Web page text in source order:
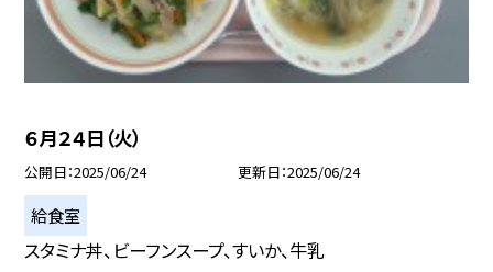
６月２４日（火）
公開日 2025/06/24 更新日 2025/06/24
給食室
スタミナ丼、ビーフンスープ、すいか、牛乳